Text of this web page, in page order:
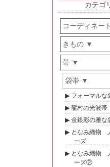
カテゴ
コーディネート
きもの
帯
袋帯
フォーマル
龍村の光波帯
金銀彩の雅な
となみ織物
ーズ
となみ織物
ーズ②